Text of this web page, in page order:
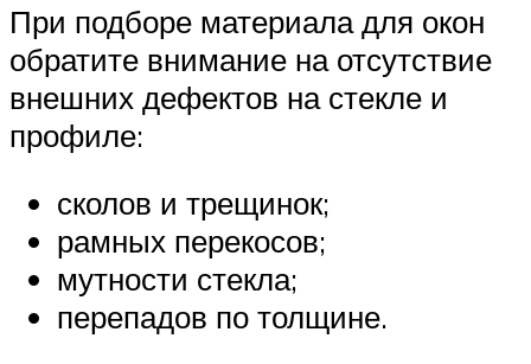
При подборе материала для окон
обратите внимание на отсутствие
внешних дефектов на стекле и
профиле:
сколов и трещинок;
рамных перекосов;
мутности стекла;
перепадов по толщине.